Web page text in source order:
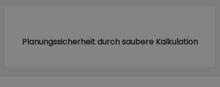
Planungssicherheit durch saubere Kalkulation